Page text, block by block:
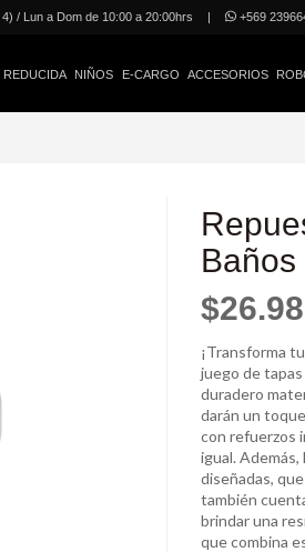
/ Lun a Dom de 10:00 a 20:00hrs | +569
REDUCIDA NIÑOS E-CARGO ACCESORIOS
Baños
¡Transforma
juego de
duradero
darán un
con refuerzos
igual.
diseñadas,
también
brindar una
que combina